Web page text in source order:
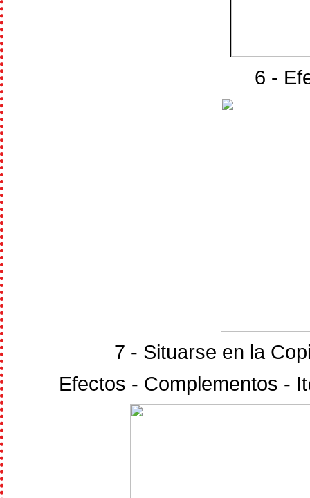
6 -
7 - Situarse en la
Efectos - Complementos -